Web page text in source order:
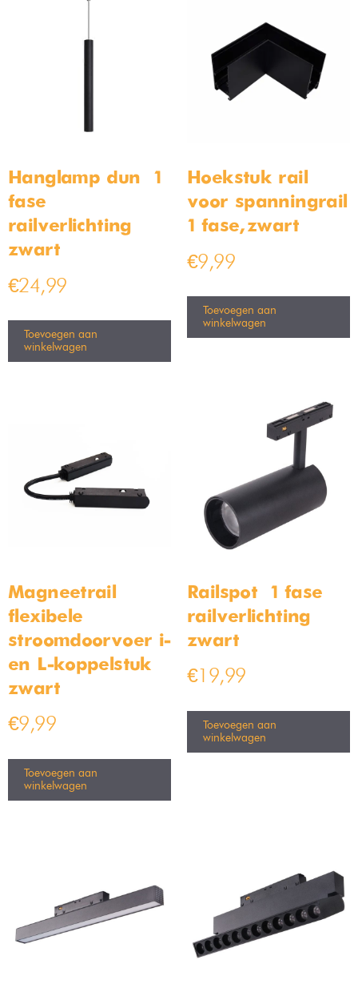
Hanglamp dun – 1
fase
railverlichting –
zwart
€24,99
Toevoegen aan
winkelwagen
Hoekstuk rail
voor spanningrail
1 fase, zwart
€9,99
Toevoegen aan
winkelwagen
Magneetrail
flexibele
stroomdoorvoer i-
en L-koppelstuk
zwart
€9,99
Toevoegen aan
winkelwagen
Railspot – 1 fase
railverlichting –
zwart
€19,99
Toevoegen aan
winkelwagen